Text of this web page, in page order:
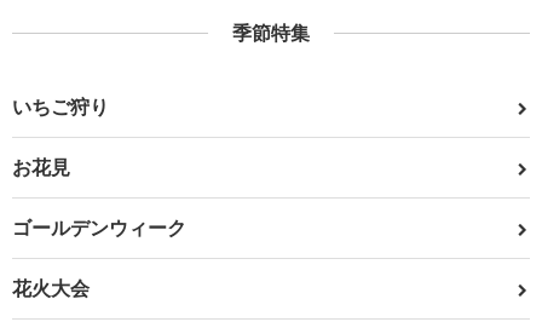
季節特集
いちご狩り
お花見
ゴールデンウィーク
花火大会